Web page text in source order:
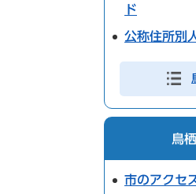
ド
公称住所別
鳥
市のアクセ